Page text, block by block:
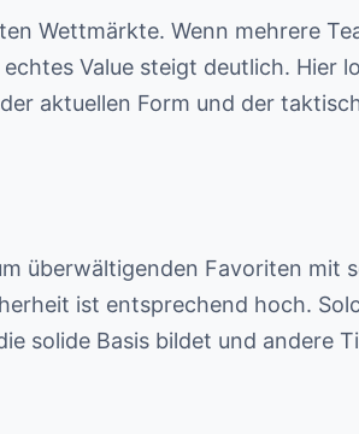
Wettmärkte. Wenn mehrere
Value steigt deutlich. Hier
aktuellen Form und der
überwältigenden Favoriten mit
ist entsprechend hoch.
solide Basis bildet und andere